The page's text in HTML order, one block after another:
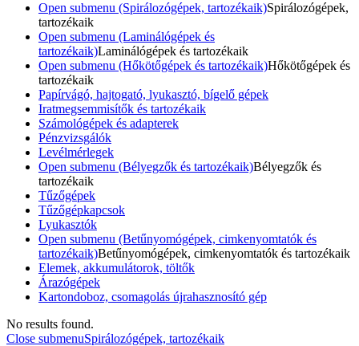
Open submenu (Spirálozógépek, tartozékaik)Spirálozógépek,
tartozékaik
Open submenu (Laminálógépek és
tartozékaik)Laminálógépek és tartozékaik
Open submenu (Hőkötőgépek és tartozékaik)Hőkötőgépek és
tartozékaik
Papírvágó, hajtogató, lyukasztó, bígelő gépek
Iratmegsemmisítők és tartozékaik
Számológépek és adapterek
Pénzvizsgálók
Levélmérlegek
Open submenu (Bélyegzők és tartozékaik)Bélyegzők és
tartozékaik
Tűzőgépek
Tűzőgépkapcsok
Lyukasztók
Open submenu (Betűnyomógépek, cimkenyomtatók és
tartozékaik)Betűnyomógépek, cimkenyomtatók és tartozékaik
Elemek, akkumulátorok, töltők
Árazógépek
Kartondoboz, csomagolás újrahasznosító gép
No results found.
Close submenuSpirálozógépek, tartozékaik